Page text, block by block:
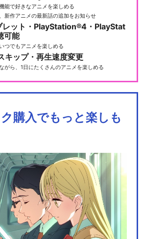
能で好きなアニメを楽しめる
新作アニメの最新話の追加をお知らせ
レット・PlayStation®4・PlayStat
可能
つでもアニメを楽しめる
キップ・再生速度変更
がら、1日にたくさんのアニメを楽しめる
購入でもっと楽しも